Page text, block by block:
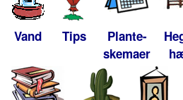
Vand Tips
Plante-
skemaer